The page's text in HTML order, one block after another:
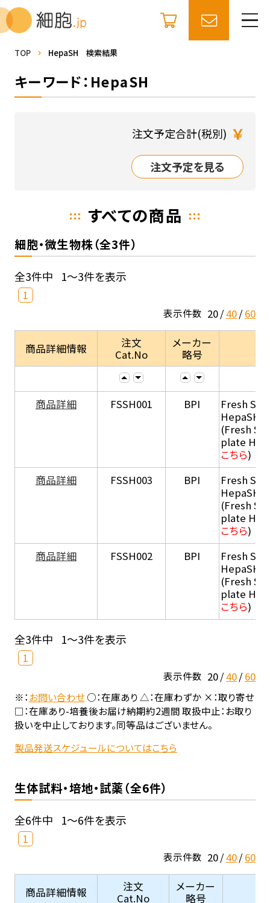
TOP HepaSH 検索結果
キーワード：HepaSH
注文予定合計(税別) ￥
注文予定を見る
すべての商品
細胞・微生物株（全3件）
全3件中 1～3件を表示
1
表示件数 20 40 60
商品詳細情報
注文
Cat.No
メーカー
略号
商品詳細 FSSH001 BPI
Fresh
HepaSH®
(Fresh
plate
こちら)
商品詳細
FSSH003 BPI
Fresh
HepaSH®
(Fresh
plate
こちら)
商品詳細
FSSH002 BPI
Fresh
HepaSH®
(Fresh
plate
こちら)
全3件中 1～3件を表示
1
表示件数 20 40 60
※：お問い合わせ○：在庫あり △：在庫わずか ×：取り寄せ
□：在庫あり-培養後お届け納期約2週間 取扱中止：お取り
扱いを中止しております。同等品はございません。
製品発送スケジュールについてはこちら
生体試料・培地・試薬（全6件）
全6件中 1～6件を表示
1
表示件数 20 40 60
商品詳細情報
注文
Cat.No
メーカー
略号